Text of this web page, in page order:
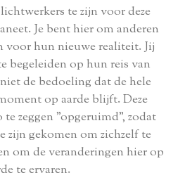
te zijn voor deze
Je bent hier om anderen
voor hun nieuwe realiteit. Jij
begeleiden op hun reis van
de bedoeling dat de hele
op aarde blijft. Deze
zeggen "opgeruimd", zodat
zijn gekomen om zichzelf te
om de veranderingen hier op
te ervaren.